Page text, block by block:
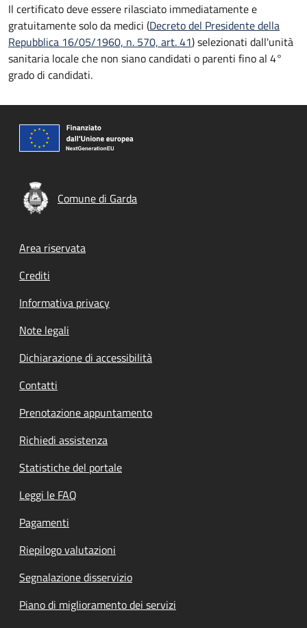
Il certificato deve essere rilasciato immediatamente e
gratuitamente solo da medici (Decreto del Presidente della
Repubblica 16/05/1960, n. 570, art. 41) selezionati dall'unità
sanitaria locale che non siano candidati o parenti fino al 4°
grado di candidati.
Comune di Garda
Footer menu
Area riservata
Crediti
Informativa privacy
Note legali
Dichiarazione di accessibilità
Contatti
Prenotazione appuntamento
Richiedi assistenza
Statistiche del portale
Leggi le FAQ
Pagamenti
Riepilogo valutazioni
Segnalazione disservizio
Piano di miglioramento dei servizi